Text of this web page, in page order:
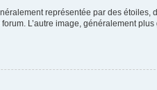
représentée par des étoiles,
L’autre image, généralement plus